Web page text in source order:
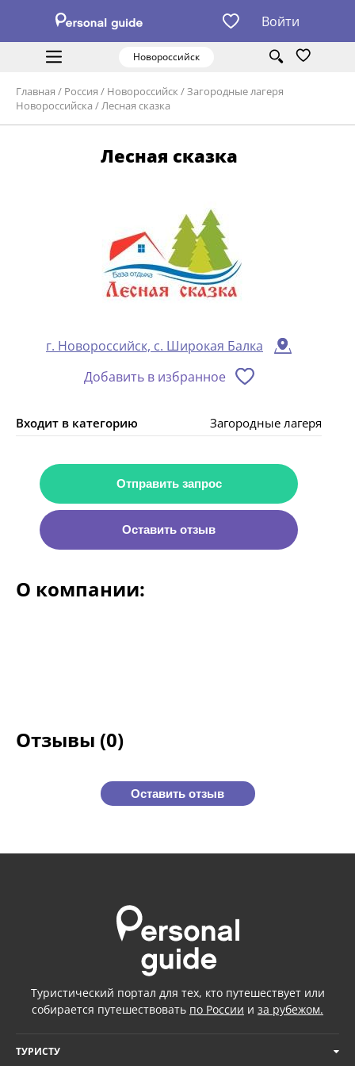
Войти
Новороссийск
Главная / Россия / Новороссийск /Загородные лагеря
Новороссийска /Лесная сказка
Лесная сказка
г. Новороссийск, с. Широкая Балка
Добавить в избранное
Входит в категорию Загородные лагеря
Отправить запрос
Оставить отзыв
О компании:
Отзывы (0)
Оставить отзыв
Туристический портал для тех, кто путешествует или
собирается путешествовать по России и за рубежом.
ТУРИСТУ